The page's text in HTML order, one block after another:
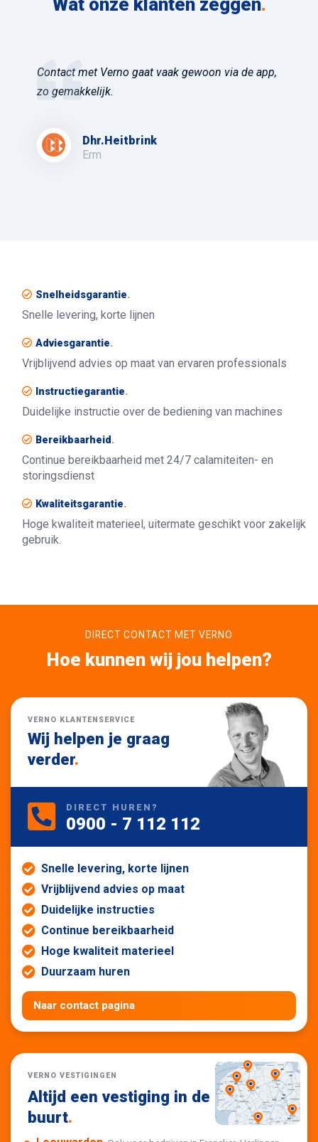
Wat onze klanten zeggen.
Contact met Verno gaat vaak gewoon via de app,
zo gemakkelijk.
Dhr.Heitbrink
Erm
Snelheidsgarantie.
Snelle levering, korte lijnen
Adviesgarantie.
Vrijblijvend advies op maat van ervaren professionals
Instructiegarantie.
Duidelijke instructie over de bediening van machines
Bereikbaarheid .
Continue bereikbaarheid met 24/7 calamiteiten- en
storingsdienst
Kwaliteitsgarantie.
Hoge kwaliteit materieel, uitermate geschikt voor zakelijk
gebruik.
DIRECT CONTACT MET VERNO
Hoe kunnen wij jou helpen?
VERNO KLANTENSERVICE
Wij helpen je graag
verder.
DIRECT HUREN?
0900 - 7 112 112
Snelle levering, korte lijnen
Vrijblijvend advies op maat
Duidelijke instructies
Continue bereikbaarheid
Hoge kwaliteit materieel
Duurzaam huren
Naar contact pagina
VERNO VESTIGINGEN
Altijd een vestiging in de
buurt.